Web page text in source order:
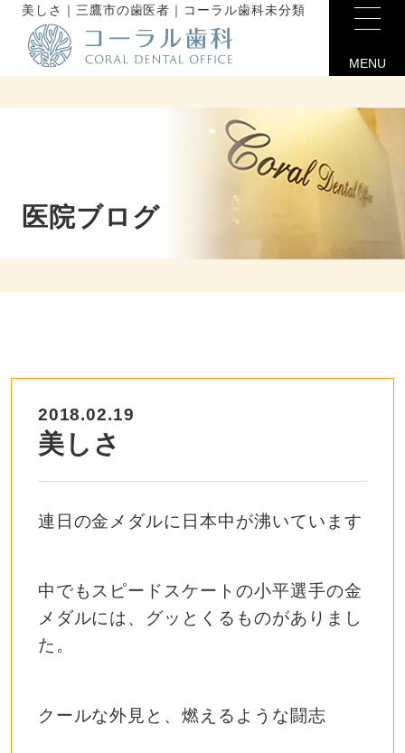
美しさ｜三鷹市の歯医者｜コーラル歯科未分類
MENU
医院ブログ
2018.02.19
美しさ
連日の金メダルに日本中が沸いています
中でもスピードスケートの小平選手の金
メダルには、グッとくるものがありまし
た。
クールな外見と、燃えるような闘志